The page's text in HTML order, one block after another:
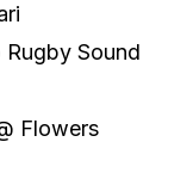
Sound
Flowers